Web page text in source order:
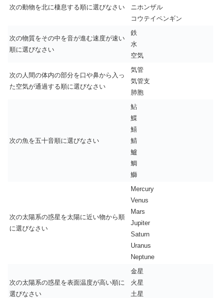
次の動物を北に棲息する順に選びなさい
ニホンザル
コウテイペンギン
次の物質をその中を音が進む速度が速い
順に選びなさい
鉄
水
空気
次の人間の体内の部分を口や鼻から入っ
た空気が通過する順に選びなさい
気管
気管支
肺胞
次の魚を五十音順に選びなさい
鮎
鰈
鱚
鯖
鱸
鯛
鰤
次の太陽系の惑星を太陽に近い物から順
に選びなさい
Mercury
Venus
Mars
Jupiter
Saturn
Uranus
Neptune
次の太陽系の惑星を表面温度が高い順に
選びなさい
金星
火星
土星